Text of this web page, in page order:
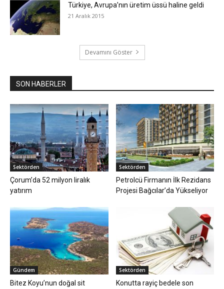
Türkiye, Avrupa’nın üretim üssü haline geldi
21 Aralık 2015
Devamını Göster
SON HABERLER
Sektörden
Çorum’da 52 milyon liralık
yatırım
Sektörden
Petrolcü Firmanın İlk Rezidans
Projesi Bağcılar’da Yükseliyor
Gündem
Bitez Koyu’nun doğal sit
Sektörden
Konutta rayiç bedele son